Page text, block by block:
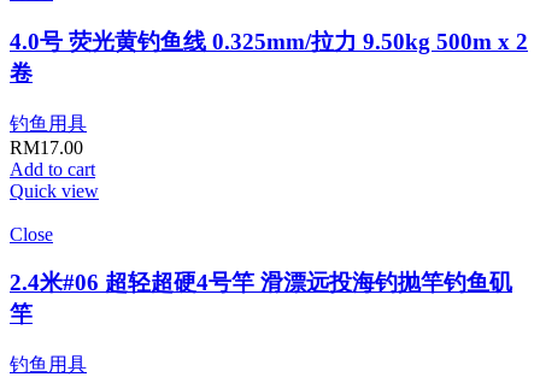
4.0号 荧光黄钓鱼线 0.325mm/拉力 9.50kg 500m x 2
卷
钓鱼用具
RM17.00
Add to cart
Quick view
Close
2.4米#06 超轻超硬4号竿 滑漂远投海钓抛竿钓鱼矶
竿
钓鱼用具